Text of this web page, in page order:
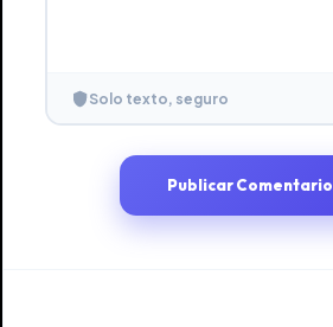
Solo texto, seguro
Publicar Comentario